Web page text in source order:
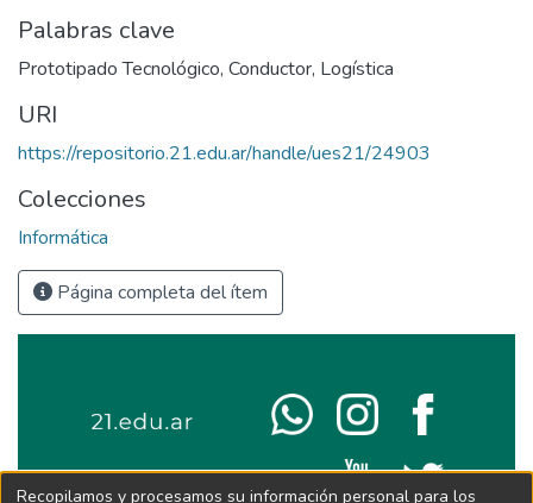
Palabras clave
Prototipado Tecnológico, Conductor, Logística
URI
https://repositorio.21.edu.ar/handle/ues21/24903
Colecciones
Informática
Página completa del ítem
Recopilamos y procesamos su información personal para los